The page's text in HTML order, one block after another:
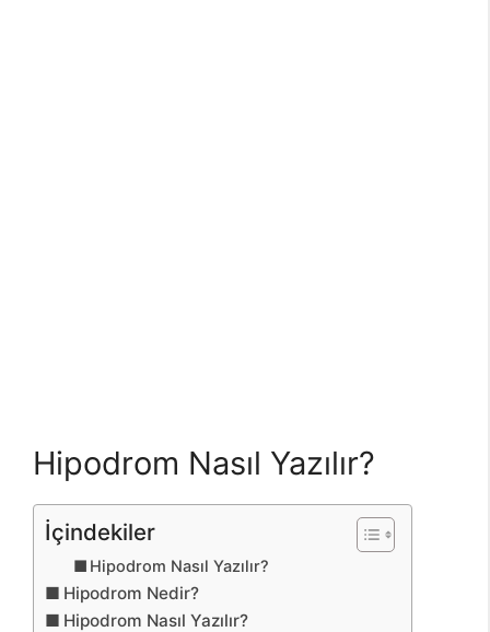
Hipodrom Nasıl Yazılır?
İçindekiler
Hipodrom Nasıl Yazılır?
Hipodrom Nedir?
Hipodrom Nasıl Yazılır?